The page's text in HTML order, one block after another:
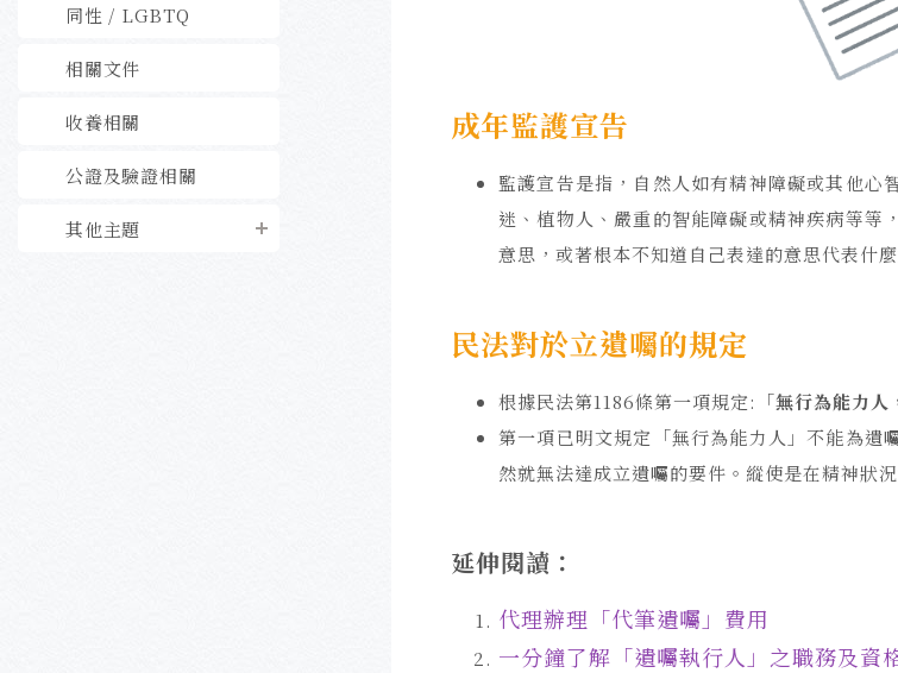
同性 / LGBTQ
相關文件
收養相關
公證及驗證相關
其他主題
成年監護宣告
監護宣告是指，自然人如有精神障礙或其他心
迷、植物人、嚴重的智能障礙或精神疾病等等
意思，或著根本不知道自己表達的意思代表什
民法對於立遺囑的規定
根據民法第1186條第一項規定:「無行為能力人
第一項已明文規定「無行為能力人」不能為遺
然就無法達成立遺囑的要件。縱使是在精神狀
延伸閱讀：
代理辦理「代筆遺囑」費用
一分鐘了解「遺囑執行人」之職務及資